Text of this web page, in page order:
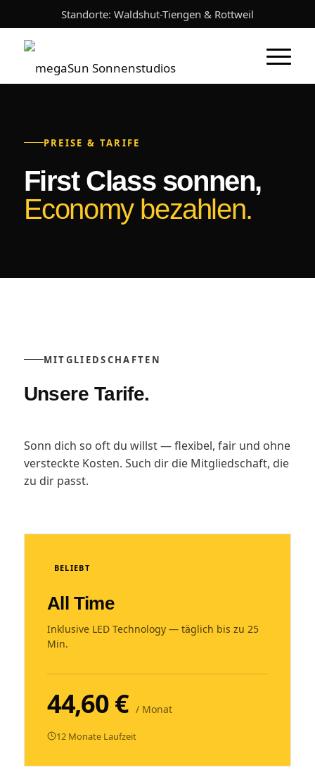
Standorte: Waldshut-Tiengen & Rottweil
PREISE & TARIFE
First Class sonnen,
Economy bezahlen.
MITGLIEDSCHAFTEN
Unsere Tarife.
Sonn dich so oft du willst — flexibel, fair und ohne
versteckte Kosten. Such dir die Mitgliedschaft, die
zu dir passt.
BELIEBT
All Time
Inklusive LED Technology — täglich bis zu 25
Min.
44,60 € / Monat
12 Monate Laufzeit